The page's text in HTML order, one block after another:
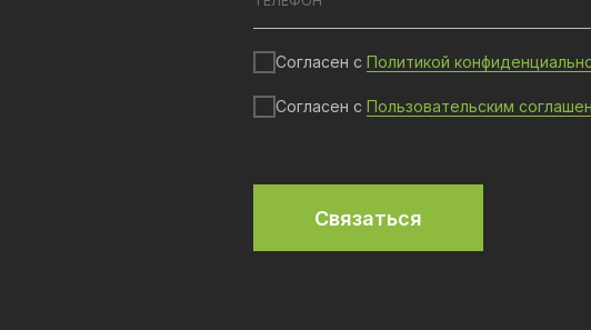
Согласен с Политикой
Согласен с Пользовательским
Связаться